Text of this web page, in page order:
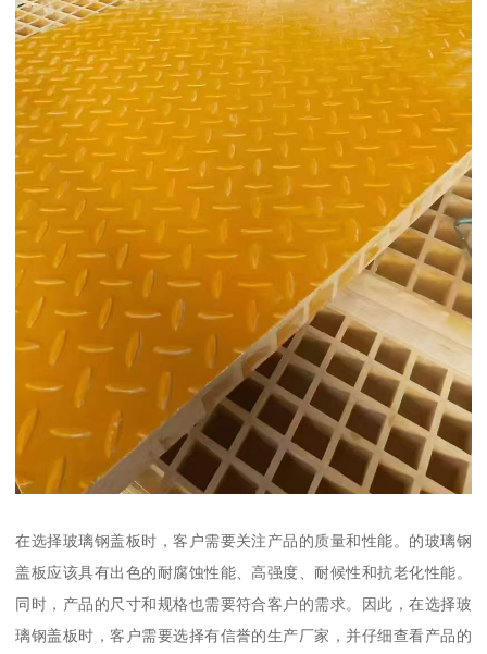
在选择玻璃钢盖板时，客户需要关注产品的质量和性能。的玻璃钢
盖板应该具有出色的耐腐蚀性能、高强度、耐候性和抗老化性能。
同时，产品的尺寸和规格也需要符合客户的需求。因此，在选择玻
璃钢盖板时，客户需要选择有信誉的生产厂家，并仔细查看产品的